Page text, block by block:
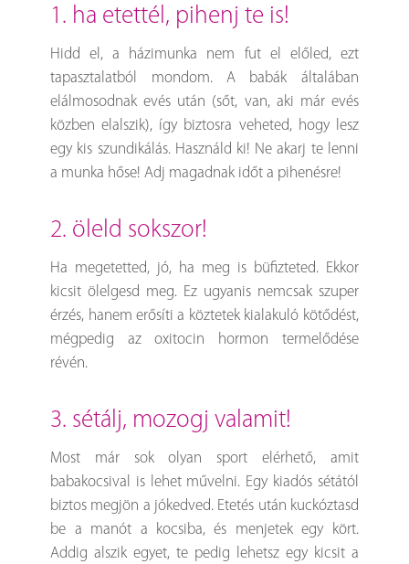
1. ha etettél, pihenj te is!
Hidd el, a házimunka nem fut el előled, ezt
tapasztalatból mondom. A babák általában
elálmosodnak evés után (sőt, van, aki már evés
közben elalszik), így biztosra veheted, hogy lesz
egy kis szundikálás. Használd ki! Ne akarj te lenni
a munka hőse! Adj magadnak időt a pihenésre!
2. öleld sokszor!
Ha megetetted, jó, ha meg is büfizteted. Ekkor
kicsit ölelgesd meg. Ez ugyanis nemcsak szuper
érzés, hanem erősíti a köztetek kialakuló kötődést,
mégpedig az oxitocin hormon termelődése
révén.
3. sétálj, mozogj valamit!
Most már sok olyan sport elérhető, amit
babakocsival is lehet művelni. Egy kiadós sétától
biztos megjön a jókedved. Etetés után kuckóztasd
be a manót a kocsiba, és menjetek egy kört.
Addig alszik egyet, te pedig lehetsz egy kicsit a